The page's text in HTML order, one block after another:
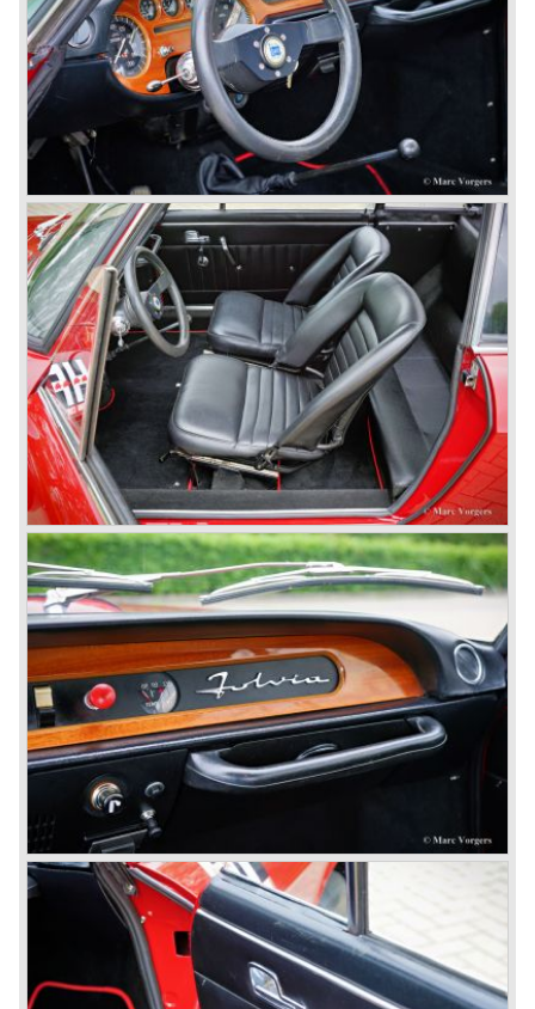
was built until the year 1974.
In the year 1963 the Lancia Fulvia was presented to the
public. The Berlina model shows a great resemblance with
the Lancia Flavia Berlina. The Lancia Fulvia was ftted with
the smaller V4 engine powering the front wheels. The
Lancia Fulvia series was fitted with independent
suspension and disc brakes all round. In the year 1965 the
show stopper in the Fulvia series was presented; the
Lancia Fulvia coupe... the HF version of this car has won
many, many international rally events.
The Lancia Fulvia was also available as Zagato Sport
model.
In the year 1970 the unique Lancia Stratos saw the light of
day. A Bertone designed futuristic show model which was
chosen by Lancia to compete in the international rally
championships. The Stratos proved to be very successful
just like the Fulvia HF.
Between the years 1972 and 1984 the following Lancia
models were presented:
The Lancia Beta (Berlina, Coupe, Spider, HPE and
Montecarlo), the Stratos successor Lancia Rally 037 and
the Lancia Gamma saloon.
© Marc Vorgers